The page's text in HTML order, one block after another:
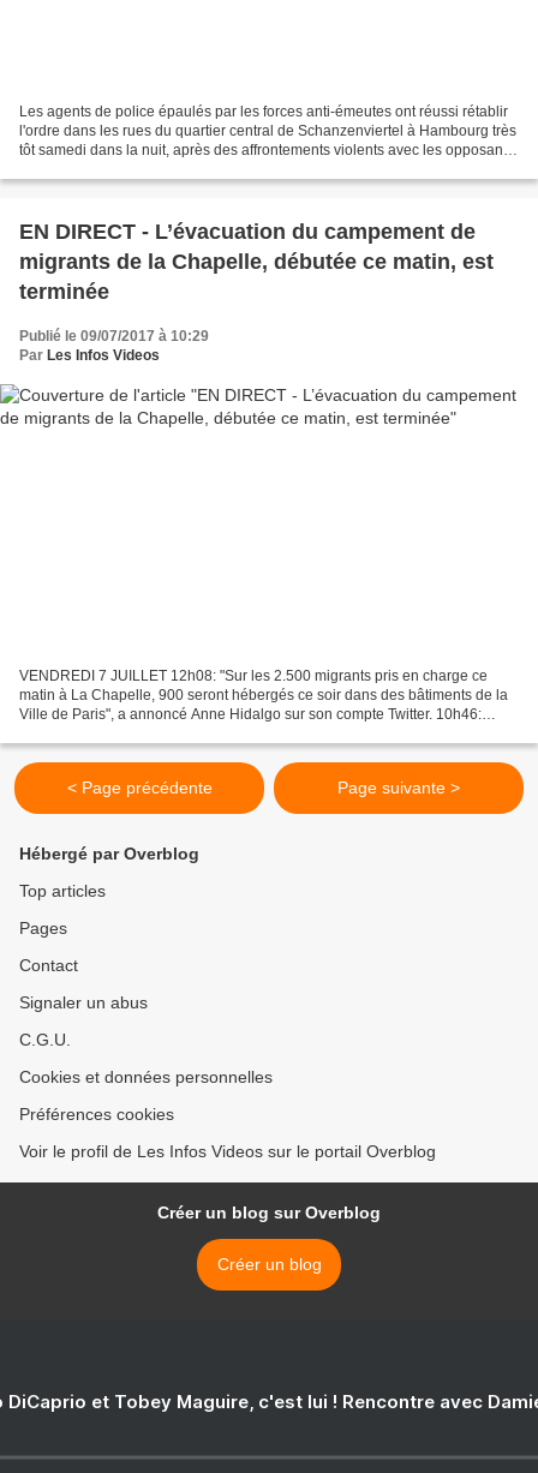
Les agents de police épaulés par les forces anti-émeutes ont réussi rétablir
l'ordre dans les rues du quartier central de Schanzenviertel à Hambourg très
tôt samedi dans la nuit, après des affrontements violents avec les opposants
EN DIRECT - L’évacuation du campement de
migrants de la Chapelle, débutée ce matin, est
terminée
Publié le 09/07/2017 à 10:29
Par Les Infos Videos
VENDREDI 7 JUILLET 12h08: "Sur les 2.500 migrants pris en charge ce
matin à La Chapelle, 900 seront hébergés ce soir dans des bâtiments de la
Ville de Paris", a annoncé Anne Hidalgo sur son compte Twitter. 10h46:
< Page précédente Page suivante >
Hébergé par Overblog
Top articles
Pages
Contact
Signaler un abus
C.G.U.
Cookies et données personnelles
Préférences cookies
Voir le profil de Les Infos Videos sur le portail Overblog
Créer un blog sur Overblog
Créer un blog
DiCaprio et Tobey Maguire, c'est lui ! Rencontre avec